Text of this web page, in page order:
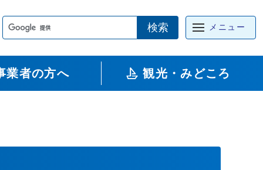
検索 メニュー
業者の方へ 観光・みどころ